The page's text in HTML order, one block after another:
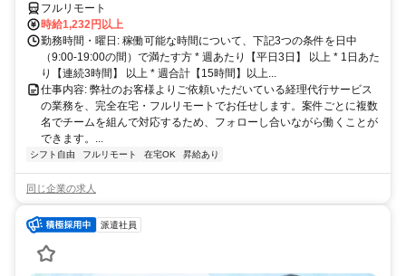
フルリモート
時給1,232円以上
勤務時間・曜日: 稼働可能な時間について、下記3つの条件を日中
（9:00-19:00の間）で満たす方 * 週あたり【平日3日】 以上 * 1日あた
り【連続3時間】 以上 * 週合計【15時間】以上...
仕事内容: 弊社のお客様よりご依頼いただいている経理代行サービス
の業務を、完全在宅・フルリモートでお任せします。案件ごとに複数
名でチームを組んで対応するため、フォローし合いながら働くことが
できます。...
シフト自由 フルリモート 在宅OK 昇給あり
同じ企業の求人
派遣社員